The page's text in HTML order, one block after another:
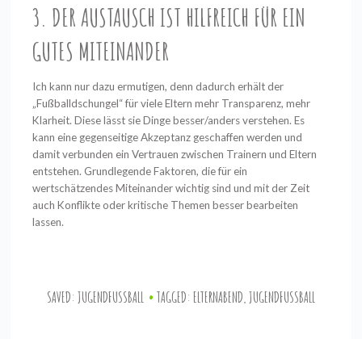
3. DER AUSTAUSCH IST HILFREICH FÜR EIN
GUTES MITEINANDER
Ich kann nur dazu ermutigen, denn dadurch erhält der
„Fußballdschungel“ für viele Eltern mehr Transparenz, mehr
Klarheit. Diese lässt sie Dinge besser/anders verstehen. Es
kann eine gegenseitige Akzeptanz geschaffen werden und
damit verbunden ein Vertrauen zwischen Trainern und Eltern
entstehen. Grundlegende Faktoren, die für ein
wertschätzendes Miteinander wichtig sind und mit der Zeit
auch Konflikte oder kritische Themen besser bearbeiten
lassen.
SAVED:JUGENDFUSSBALL TAGGED: ELTERNABEND,JUGENDFUSSBALL